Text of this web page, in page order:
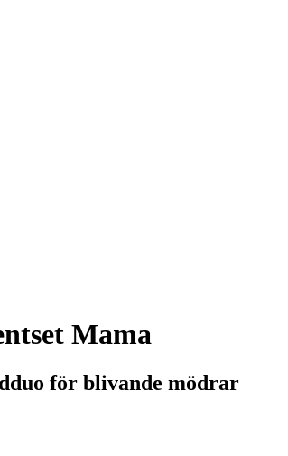
Mama
för blivande mödrar